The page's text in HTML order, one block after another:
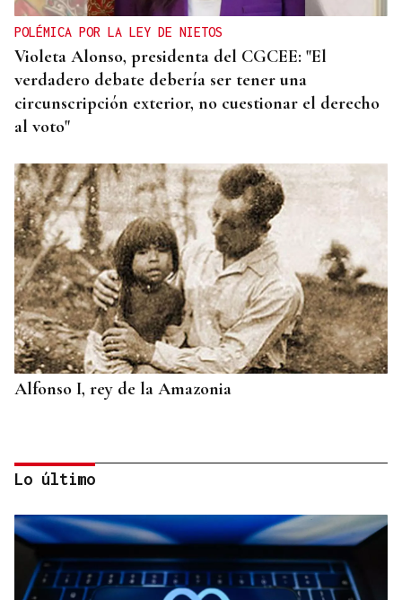
POLÉMICA POR LA LEY DE NIETOS
Violeta Alonso, presidenta del CGCEE: "El
verdadero debate debería ser tener una
circunscripción exterior, no cuestionar el derecho
al voto"
Alfonso I, rey de la Amazonia
Lo último